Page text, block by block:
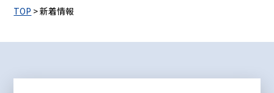
TOP > 新着情報